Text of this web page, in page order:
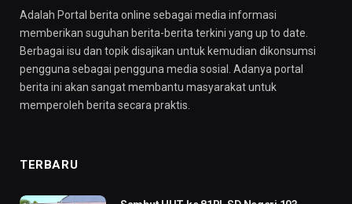
Adalah Portal berita online sebagai media informasi
memberikan suguhan berita-berita terkini yang up to date.
Berbagai isu dan topik disajikan untuk kemudian dikonsumsi
pengguna sebagai pengguna media sosial. Adanya portal
berita ini akan sangat membantu masyarakat untuk
memperoleh berita secara praktis.
TERBARU